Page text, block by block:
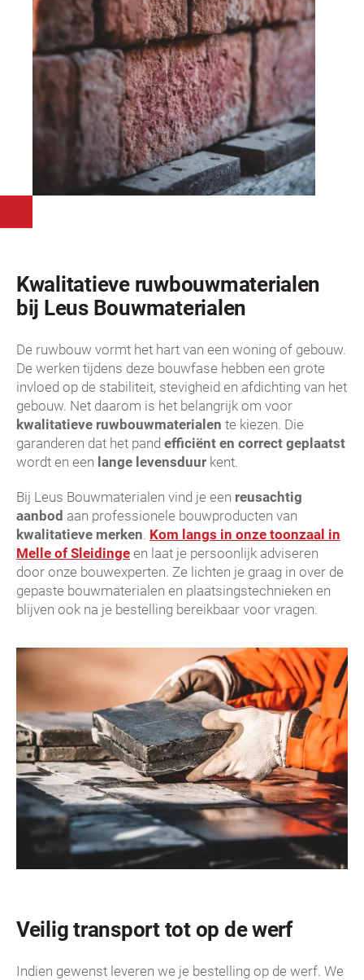
Kwalitatieve ruwbouwmaterialen
bij Leus Bouwmaterialen
De ruwbouw vormt het hart van een woning of gebouw.
De werken tijdens deze bouwfase hebben een grote
invloed op de stabiliteit, stevigheid en afdichting van het
gebouw. Net daarom is het belangrijk om voor
kwalitatieve ruwbouwmaterialen te kiezen. Die
garanderen dat het pand efficiënt en correct geplaatst
wordt en een lange levensduur kent.
Bij Leus Bouwmaterialen vind je een reusachtig
aanbod aan professionele bouwproducten van
kwalitatieve merken. Kom langs in onze toonzaal in
Melle of Sleidinge en laat je persoonlijk adviseren
door onze bouwexperten. Ze lichten je graag in over de
gepaste bouwmaterialen en plaatsingstechnieken en
blijven ook na je bestelling bereikbaar voor vragen.
Veilig transport tot op de werf
Indien gewenst leveren we je bestelling op de werf. We